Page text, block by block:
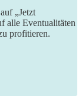
„Jetzt
alle Eventualitäten
profitieren.